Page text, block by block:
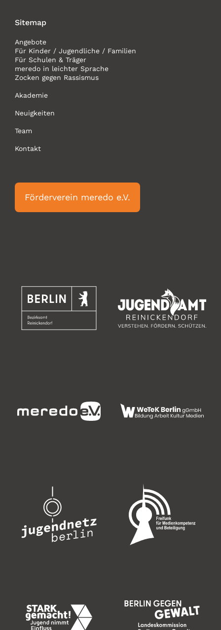
Sitemap
Angebote
Für Kinder / Jugendliche / Familien
Für Schulen & Träger
meredo in leichter Sprache
Zocken gegen Rassismus
Akademie
Neuigkeiten
Team
Kontakt
Förderverein meredo e.V.